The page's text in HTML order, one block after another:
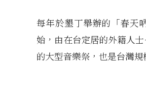
每年於墾丁舉辦的「春天
始，由在台定居的外籍人
的大型音樂祭，也是台灣